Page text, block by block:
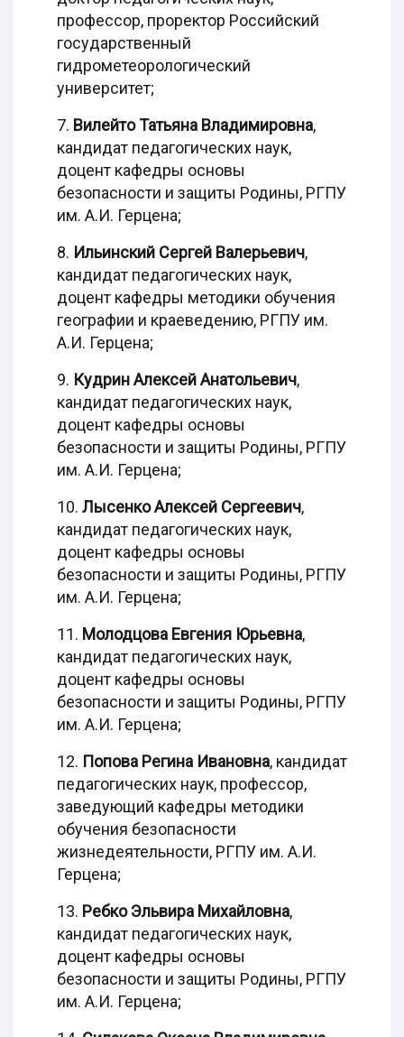
профессор, проректор Российский
государственный
гидрометеорологический
университет;
7. Вилейто Татьяна Владимировна,
кандидат педагогических наук,
доцент кафедры основы
безопасности и защиты Родины, РГПУ
им. А.И. Герцена;
8. Ильинский Сергей Валерьевич,
кандидат педагогических наук,
доцент кафедры методики обучения
географии и краеведению, РГПУ им.
А.И. Герцена;
9. Кудрин Алексей Анатольевич,
кандидат педагогических наук,
доцент кафедры основы
безопасности и защиты Родины, РГПУ
им. А.И. Герцена;
10. Лысенко Алексей Сергеевич,
кандидат педагогических наук,
доцент кафедры основы
безопасности и защиты Родины, РГПУ
им. А.И. Герцена;
11. Молодцова Евгения Юрьевна,
кандидат педагогических наук,
доцент кафедры основы
безопасности и защиты Родины, РГПУ
им. А.И. Герцена;
12. Попова Регина Ивановна, кандидат
педагогических наук, профессор,
заведующий кафедры методики
обучения безопасности
жизнедеятельности, РГПУ им. А.И.
Герцена;
13. Ребко Эльвира Михайловна,
кандидат педагогических наук,
доцент кафедры основы
безопасности и защиты Родины, РГПУ
им. А.И. Герцена;